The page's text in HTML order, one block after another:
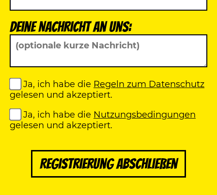
Deine Nachricht an uns:
Ja, ich habe die Regeln zum Datenschutz
gelesen und akzeptiert.
Ja, ich habe die Nutzungsbedingungen
gelesen und akzeptiert.
Registrierung abschließen